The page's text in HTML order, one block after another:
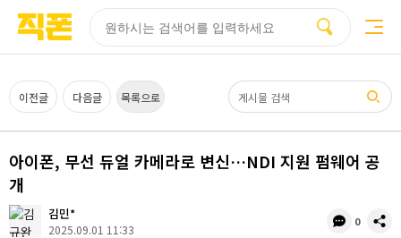
이전글 다음글 목록으로
아이폰, 무선 듀얼 카메라로 변신…NDI 지원 펌웨어 공
개
김민*
2025.09.01 11:33
댓
0
공
페이지
페이지
페이지
페이지